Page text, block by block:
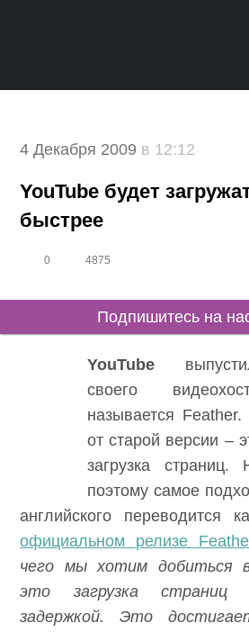
4 Декабря 2009 в 12:12
YouTube будет
быстрее
0 4875
Подпишитесь на
YouTube
своего
называется
от старой версии –
загрузка страниц.
поэтому самое
английского переводится
официальном релизе
чего мы хотим добиться
это загрузка страниц
задержкой. Это